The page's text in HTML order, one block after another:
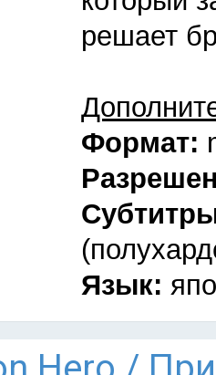
решает
Формат:
Язык: